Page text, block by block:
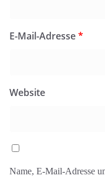
E-Mail-Adresse*
Website
Name, E-Mail-Adresse